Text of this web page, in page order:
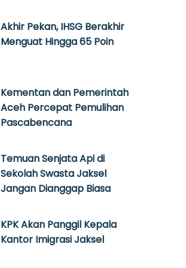
Akhir Pekan, IHSG Berakhir
Menguat Hingga 65 Poin
Kementan dan Pemerintah
Aceh Percepat Pemulihan
Pascabencana
Temuan Senjata Api di
Sekolah Swasta Jaksel
Jangan Dianggap Biasa
KPK Akan Panggil Kepala
Kantor Imigrasi Jaksel